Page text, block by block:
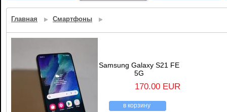
Главная Смартфоны
Samsung Galaxy S21 FE
5G
170.00 EUR
в корзину